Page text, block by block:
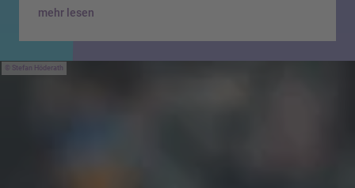
mehr lesen
Stefan Höderath